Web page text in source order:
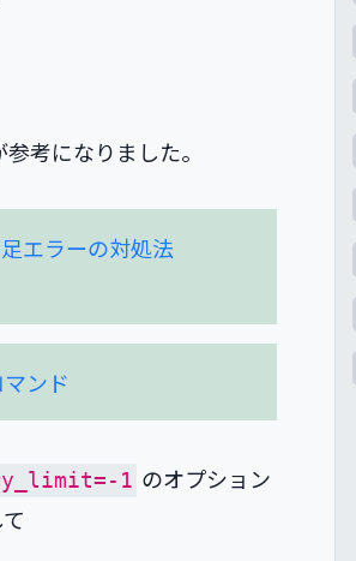
考になりました。
エラーの対処法
ンド
1 のオプション